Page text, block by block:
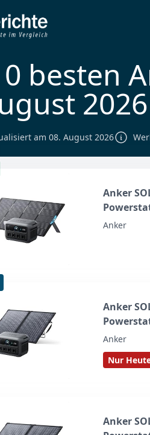
besten
2026
am 08. August 2026
Anker
Anker
Anker
Anker
Nur
Anker